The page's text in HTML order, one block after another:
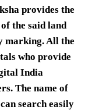
provides the
the said land
marking.All the
who provide
India
The name of
search easily